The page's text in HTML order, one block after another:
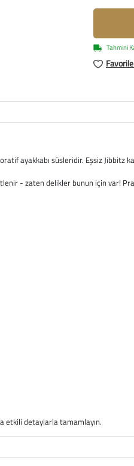
Tahmini
ayakkabı süsleridir. Eşsiz Jibbitz
- zaten delikler bunun için var!
etkili detaylarla tamamlayın.